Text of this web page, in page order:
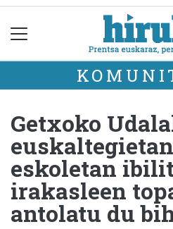
Getxoko
eskoletan
irakasleen
antolatu du